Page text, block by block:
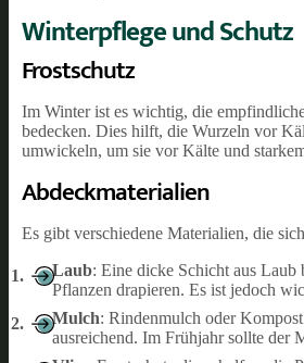
Winterpflege und Schutz
Frostschutz
Im Winter ist es wichtig, die
bedecken. Dies hilft, die Wurzeln vor
umwickeln, um sie vor Kälte und
Abdeckmaterialien
Es gibt verschiedene Materialien, die
Laub: Eine dicke Schicht aus
Pflanzen drapieren. Es ist jedoch
Mulch: Rindenmulch oder
ausreichend. Im Frühjahr sollte der